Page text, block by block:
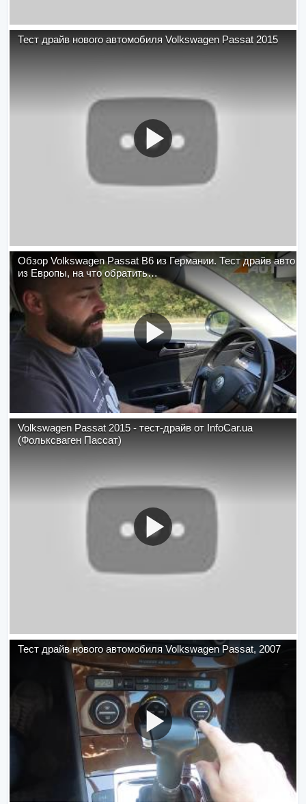
Тест драйв нового автомобиля Volkswagen Passat 2015
Обзор Volkswagen Passat B6 из Германии. Тест драйв авто
из Европы, на что обратить…
Volkswagen Passat 2015 - тест-драйв от InfoCar.ua
(Фольксваген Пассат)
Тест драйв нового автомобиля Volkswagen Passat, 2007